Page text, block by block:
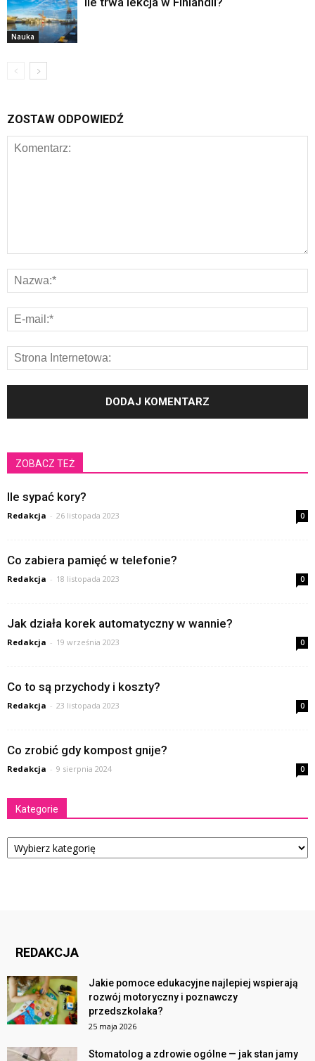
Nauka
ZOSTAW ODPOWIEDŹ
ZOBACZ TEŻ
Ile sypać kory?
Redakcja - 26 listopada 2023 0
Co zabiera pamięć w telefonie?
Redakcja - 18 listopada 2023 0
Jak działa korek automatyczny w wannie?
Redakcja - 19 września 2023 0
Co to są przychody i koszty?
Redakcja - 23 listopada 2023 0
Co zrobić gdy kompost gnije?
Redakcja - 9 sierpnia 2024 0
Kategorie
Kategorie
REDAKCJA
Jakie pomoce edukacyjne najlepiej wspierają
rozwój motoryczny i poznawczy
przedszkolaka?
25 maja 2026
Stomatolog a zdrowie ogólne — jak stan jamy